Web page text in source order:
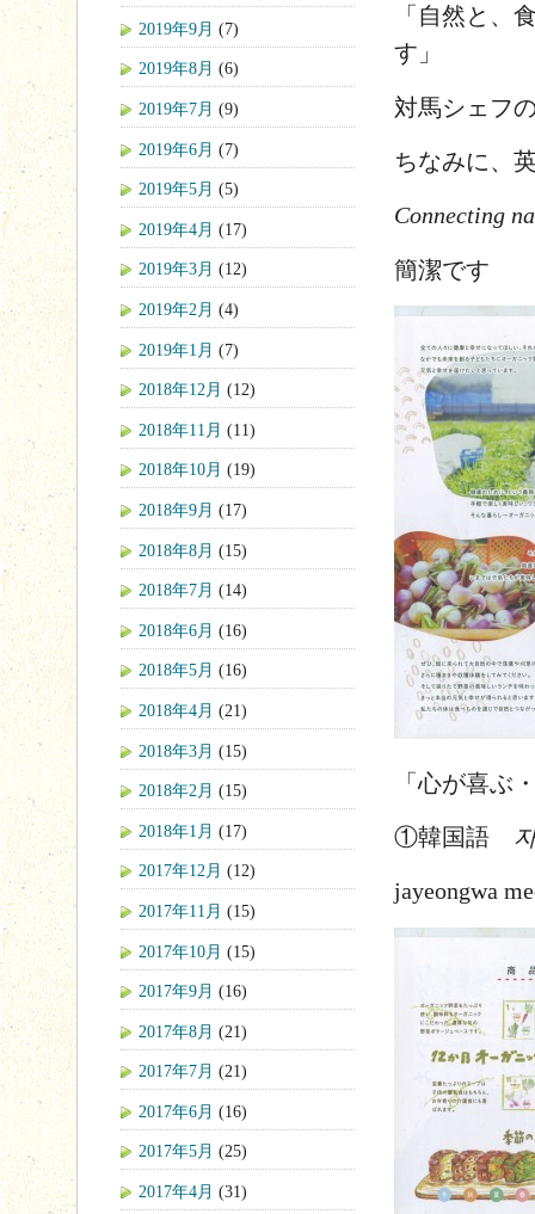
「自然と、
す」
対馬シェフ
ちなみに、
Connecting
簡潔です
「心が喜ぶ
①韓国語
jayeongwa
2019年9月 (7)
2019年8月 (6)
2019年7月 (9)
2019年6月 (7)
2019年5月 (5)
2019年4月 (17)
2019年3月 (12)
2019年2月 (4)
2019年1月 (7)
2018年12月 (12)
2018年11月 (11)
2018年10月 (19)
2018年9月 (17)
2018年8月 (15)
2018年7月 (14)
2018年6月 (16)
2018年5月 (16)
2018年4月 (21)
2018年3月 (15)
2018年2月 (15)
2018年1月 (17)
2017年12月 (12)
2017年11月 (15)
2017年10月 (15)
2017年9月 (16)
2017年8月 (21)
2017年7月 (21)
2017年6月 (16)
2017年5月 (25)
2017年4月 (31)